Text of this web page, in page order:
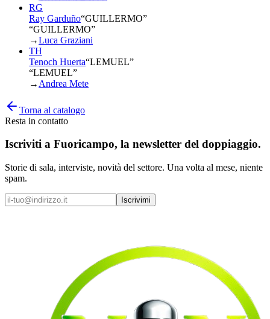
RG
Ray Garduño“GUILLERMO”
“GUILLERMO”
→Luca Graziani
TH
Tenoch Huerta“LEMUEL”
“LEMUEL”
→ Andrea Mete
Torna al catalogo
Resta in contatto
Iscriviti a Fuoricampo, la newsletter del doppiaggio.
Storie di sala, interviste, novità del settore. Una volta al mese, niente
spam.
Iscrivimi